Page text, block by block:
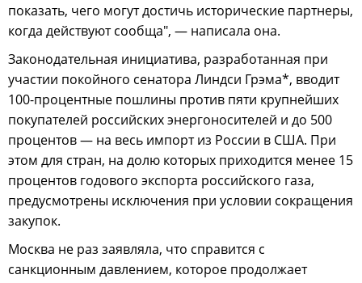
показать, чего могут достичь исторические партнеры,
когда действуют сообща", — написала она.
Законодательная инициатива, разработанная при
участии покойного сенатора Линдси Грэма*, вводит
100-процентные пошлины против пяти крупнейших
покупателей российских энергоносителей и до 500
процентов — на весь импорт из России в США. При
этом для стран, на долю которых приходится менее 15
процентов годового экспорта российского газа,
предусмотрены исключения при условии сокращения
закупок.
Москва не раз заявляла, что справится с
санкционным давлением, которое продолжает